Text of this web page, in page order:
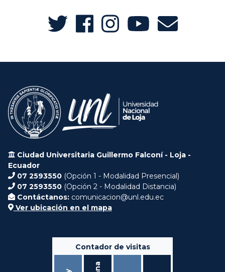
Ciudad Universitaria Guillermo Falconí - Loja -
Ecuador
07 2593550 (Opción 1 - Modalidad Presencial)
07 2593550 (Opción 2 - Modalidad Distancia)
Contáctanos: comunicacion@unl.edu.ec
Ver ubicación en el mapa
Contador de visitas